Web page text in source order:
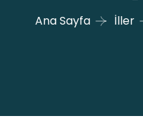
Ana Sayfa İller